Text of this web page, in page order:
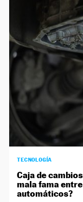
TECNOLOGÍA
Caja de
mala fama
automáticos?